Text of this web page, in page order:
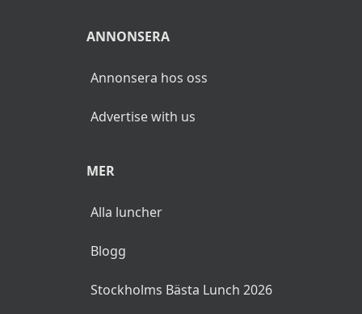
ANNONSERA
Annonsera hos oss
Advertise with us
MER
Alla luncher
Blogg
Stockholms Bästa Lunch 2026